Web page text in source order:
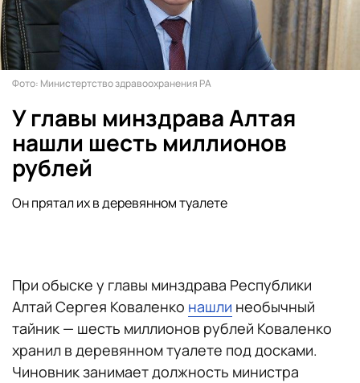
Фото: Министертство здравоохранения РА
У главы минздрава Алтая
нашли шесть миллионов
рублей
Он прятал их в деревянном туалете
При обыске у главы минздрава Республики
Алтай Сергея Коваленко нашли необычный
тайник — шесть миллионов рублей Коваленко
хранил в деревянном туалете под досками.
Чиновник занимает должность министра